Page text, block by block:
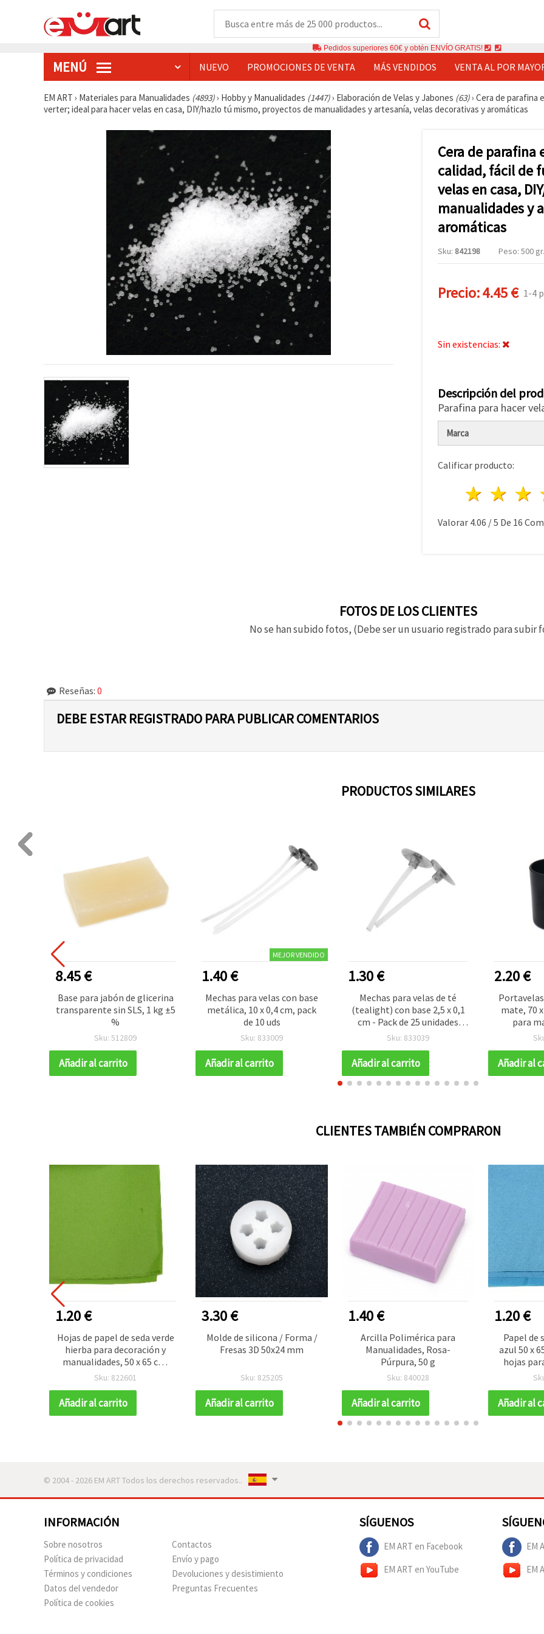
Pedidos superiores 60€ y obtén ENVÍO GRATIS!
MENÚ NUEVO PROMOCIONES DE VENTA MÁS VENDIDOS VENTA AL POR
EM ART › Materiales para Manualidades (4893)› Hobby y Manualidades (1447)› Elaboración de Velas y Jabones (63)› Cera de parafina
verter; ideal para hacer velas en casa, DIY/hazlo tú mismo, proyectos de manualidades y artesanía, velas decorativas y aromáticas
Cera de parafina
calidad, fácil de
velas en casa,
manualidades y
aromáticas
Sku: 842198 Peso: 500 gr.
Precio:4.45 € 1-4
Sin existencias:
Descripción del
Parafina para hacer
Marca
Calificar producto:
2
1
Valorar 4.06 /5 De 16
FOTOS DE LOS CLIENTES
No se han subido fotos, (Debe ser un usuario registrado para subir
Reseñas: 0
DEBE ESTAR REGISTRADO PARA PUBLICAR COMENTARIOS
PRODUCTOS SIMILARES
8.45 €
Base para jabón de glicerina
transparente sin SLS, 1 kg ±5
%
Sku: 512809
Añadir al carrito
MEJOR VENDIDO
1.40 €
Mechas para velas con base
metálica, 10 x 0,4 cm, pack
de 10 uds
Sku: 833009
Añadir al carrito
1.30 €
Mechas para velas de té
(tealight) con base 2,5 x 0,1
cm - Pack de 25 unidades
para manualidades DIY
Sku: 833039
Añadir al carrito
2.20 €
mate, 70
para
Añadir al
CLIENTES TAMBIÉN COMPRARON
1.20 €
Hojas de papel de seda verde
hierba para decoración y
manualidades, 50 x 65 cm,
pack de 10
Sku: 822601
Añadir al carrito
3.30 €
Molde de silicona / Forma /
Fresas 3D 50x24 mm
Sku: 825205
Añadir al carrito
1.40 €
Arcilla Polimérica para
Manualidades, Rosa-
Púrpura, 50 g
Sku: 840028
Añadir al carrito
1.20 €
Papel de
azul 50 x
hojas
Añadir al
© 2004 - 2026 EM ART Todos los derechos reservados..
INFORMACIÓN
Sobre nosotros
Política de privacidad
Términos y condiciones
Datos del vendedor
Política de cookies
Contactos
Envío y pago
Devoluciones y desistimiento
Preguntas Frecuentes
SÍGUENOS
EM ART en Facebook
EM ART en YouTube
EM
EM